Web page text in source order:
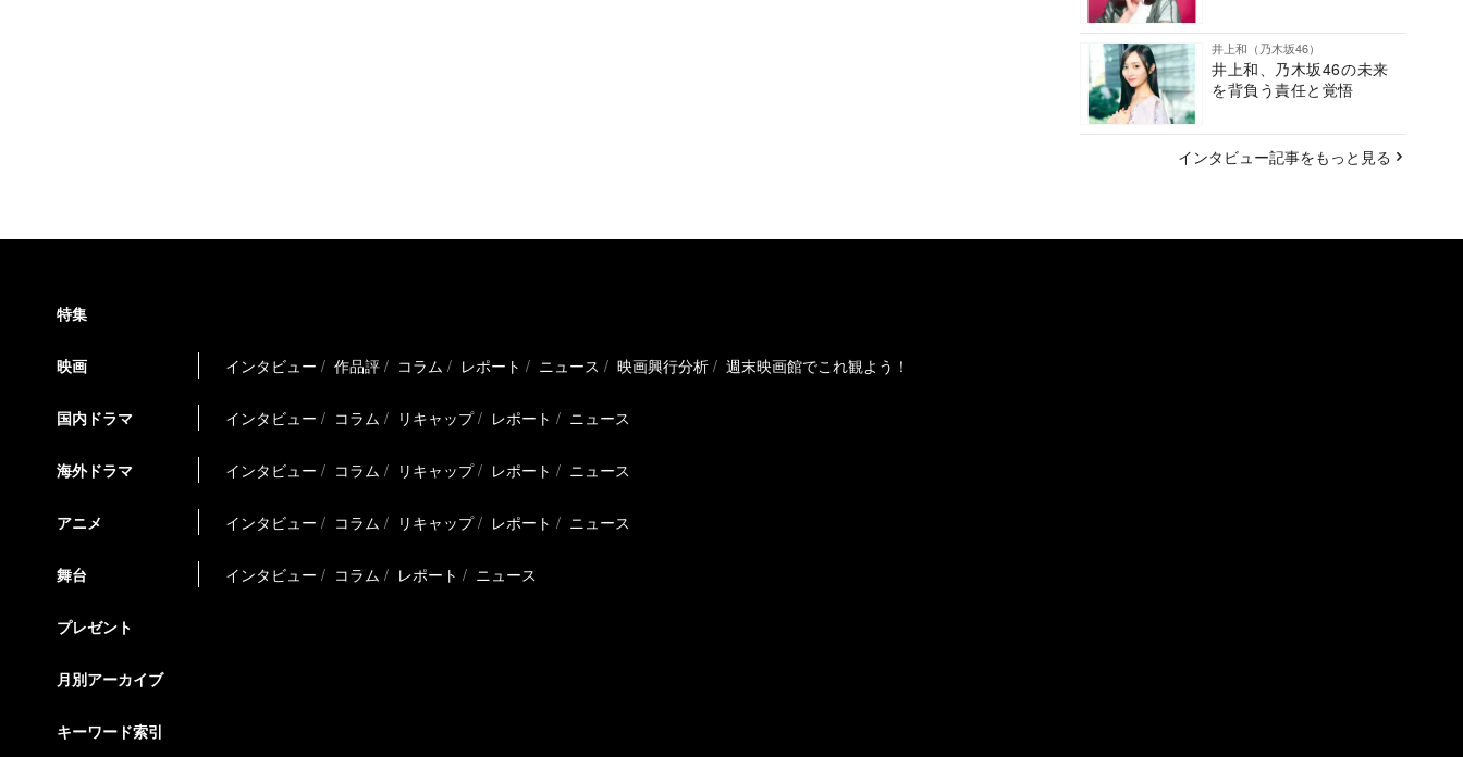
井上和（乃木坂46）
井上和、乃木坂46の未来
を背負う責任と覚悟
インタビュー記事をもっと見る
特集
映画 インタビュー 作品評 コラム レポート ニュース 映画興行分析 週末映画館でこれ観よう！
国内ドラマ インタビュー コラム リキャップ レポート ニュース
海外ドラマ インタビュー コラム リキャップ レポート ニュース
アニメ インタビュー コラム リキャップ レポート ニュース
舞台 インタビュー コラム レポート ニュース
プレゼント
月別アーカイブ
キーワード索引